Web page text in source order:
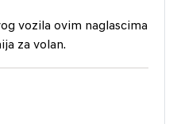
vozila ovim naglascima
za volan.